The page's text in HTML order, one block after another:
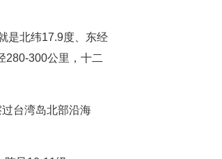
是北纬17.9度、东经
280-300公里，十二
台湾岛北部沿海